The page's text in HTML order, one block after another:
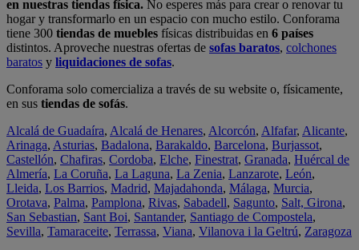
en nuestras tiendas física. No esperes más para crear o renovar tu
hogar y transformarlo en un espacio con mucho estilo. Conforama
tiene 300 tiendas de muebles físicas distribuidas en 6 países
distintos. Aproveche nuestras ofertas de sofas baratos, colchones
baratos y liquidaciones de sofas.
Conforama solo comercializa a través de su website o, físicamente,
en sus tiendas de sofás.
Alcalá de Guadaíra, Alcalá de Henares, Alcorcón, Alfafar, Alicante,
Arinaga, Asturias, Badalona, Barakaldo, Barcelona, Burjassot,
Castellón, Chafiras, Cordoba, Elche, Finestrat, Granada, Huércal de
Almería, La Coruña, La Laguna, La Zenia, Lanzarote, León,
Lleida, Los Barrios, Madrid, Majadahonda, Málaga, Murcia,
Orotava, Palma, Pamplona, Rivas, Sabadell, Sagunto, Salt, Girona,
San Sebastian, Sant Boi, Santander, Santiago de Compostela,
Sevilla, Tamaraceite, Terrassa, Viana, Vilanova i la Geltrú, Zaragoza